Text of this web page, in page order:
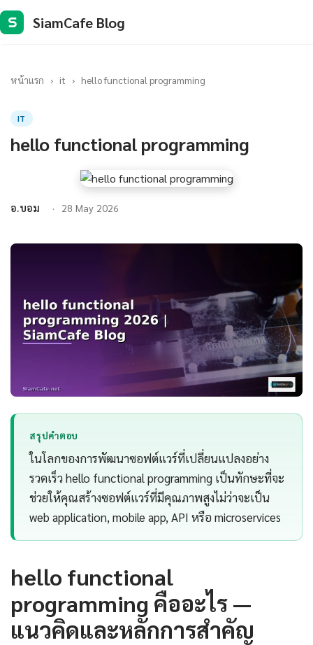
S SiamCafe Blog
หน้าแรก › it › hello functional programming
IT
hello functional programming
อ.บอม 28 May 2026
สรุปคำตอบ
ในโลกของการพัฒนาซอฟต์แวร์ที่เปลี่ยนแปลงอย่าง
รวดเร็ว hello functional programming เป็นทักษะที่จะ
ช่วยให้คุณสร้างซอฟต์แวร์ที่มีคุณภาพสูงไม่ว่าจะเป็น
web application, mobile app, API หรือ microservices
hello functional
programming คืออะไร —
แนวคิดและหลักการสำคัญ